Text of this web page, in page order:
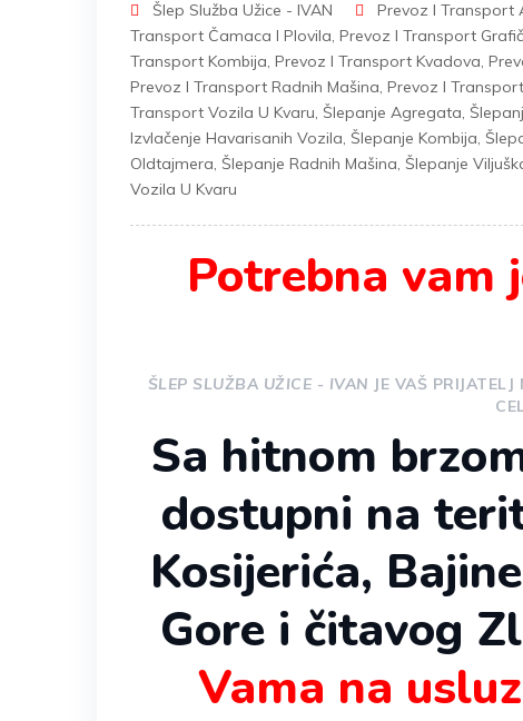
Šlep Služba Užice - IVAN Prevoz I Transport
Transport Čamaca I Plovila, Prevoz I Transport
Transport Kombija, Prevoz I Transport Kvadova,
Prevoz I Transport Radnih Mašina, Prevoz I
Transport Vozila U Kvaru, Šlepanje Agregata,
Izvlačenje Havarisanih Vozila, Šlepanje Kombija,
Oldtajmera, Šlepanje Radnih Mašina, Šlepanje
Vozila U Kvaru
Potrebna vam
ŠLEP SLUŽBA UŽICE - IVAN JE VAŠ
Sa hitnom
dostupni na
Kosijerića,
Gore i čitavog
Vama na